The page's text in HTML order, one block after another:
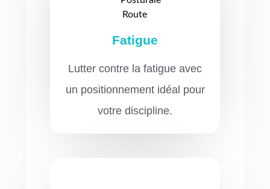
Fatigue
Lutter contre la fatigue avec
un positionnement idéal pour
votre discipline.